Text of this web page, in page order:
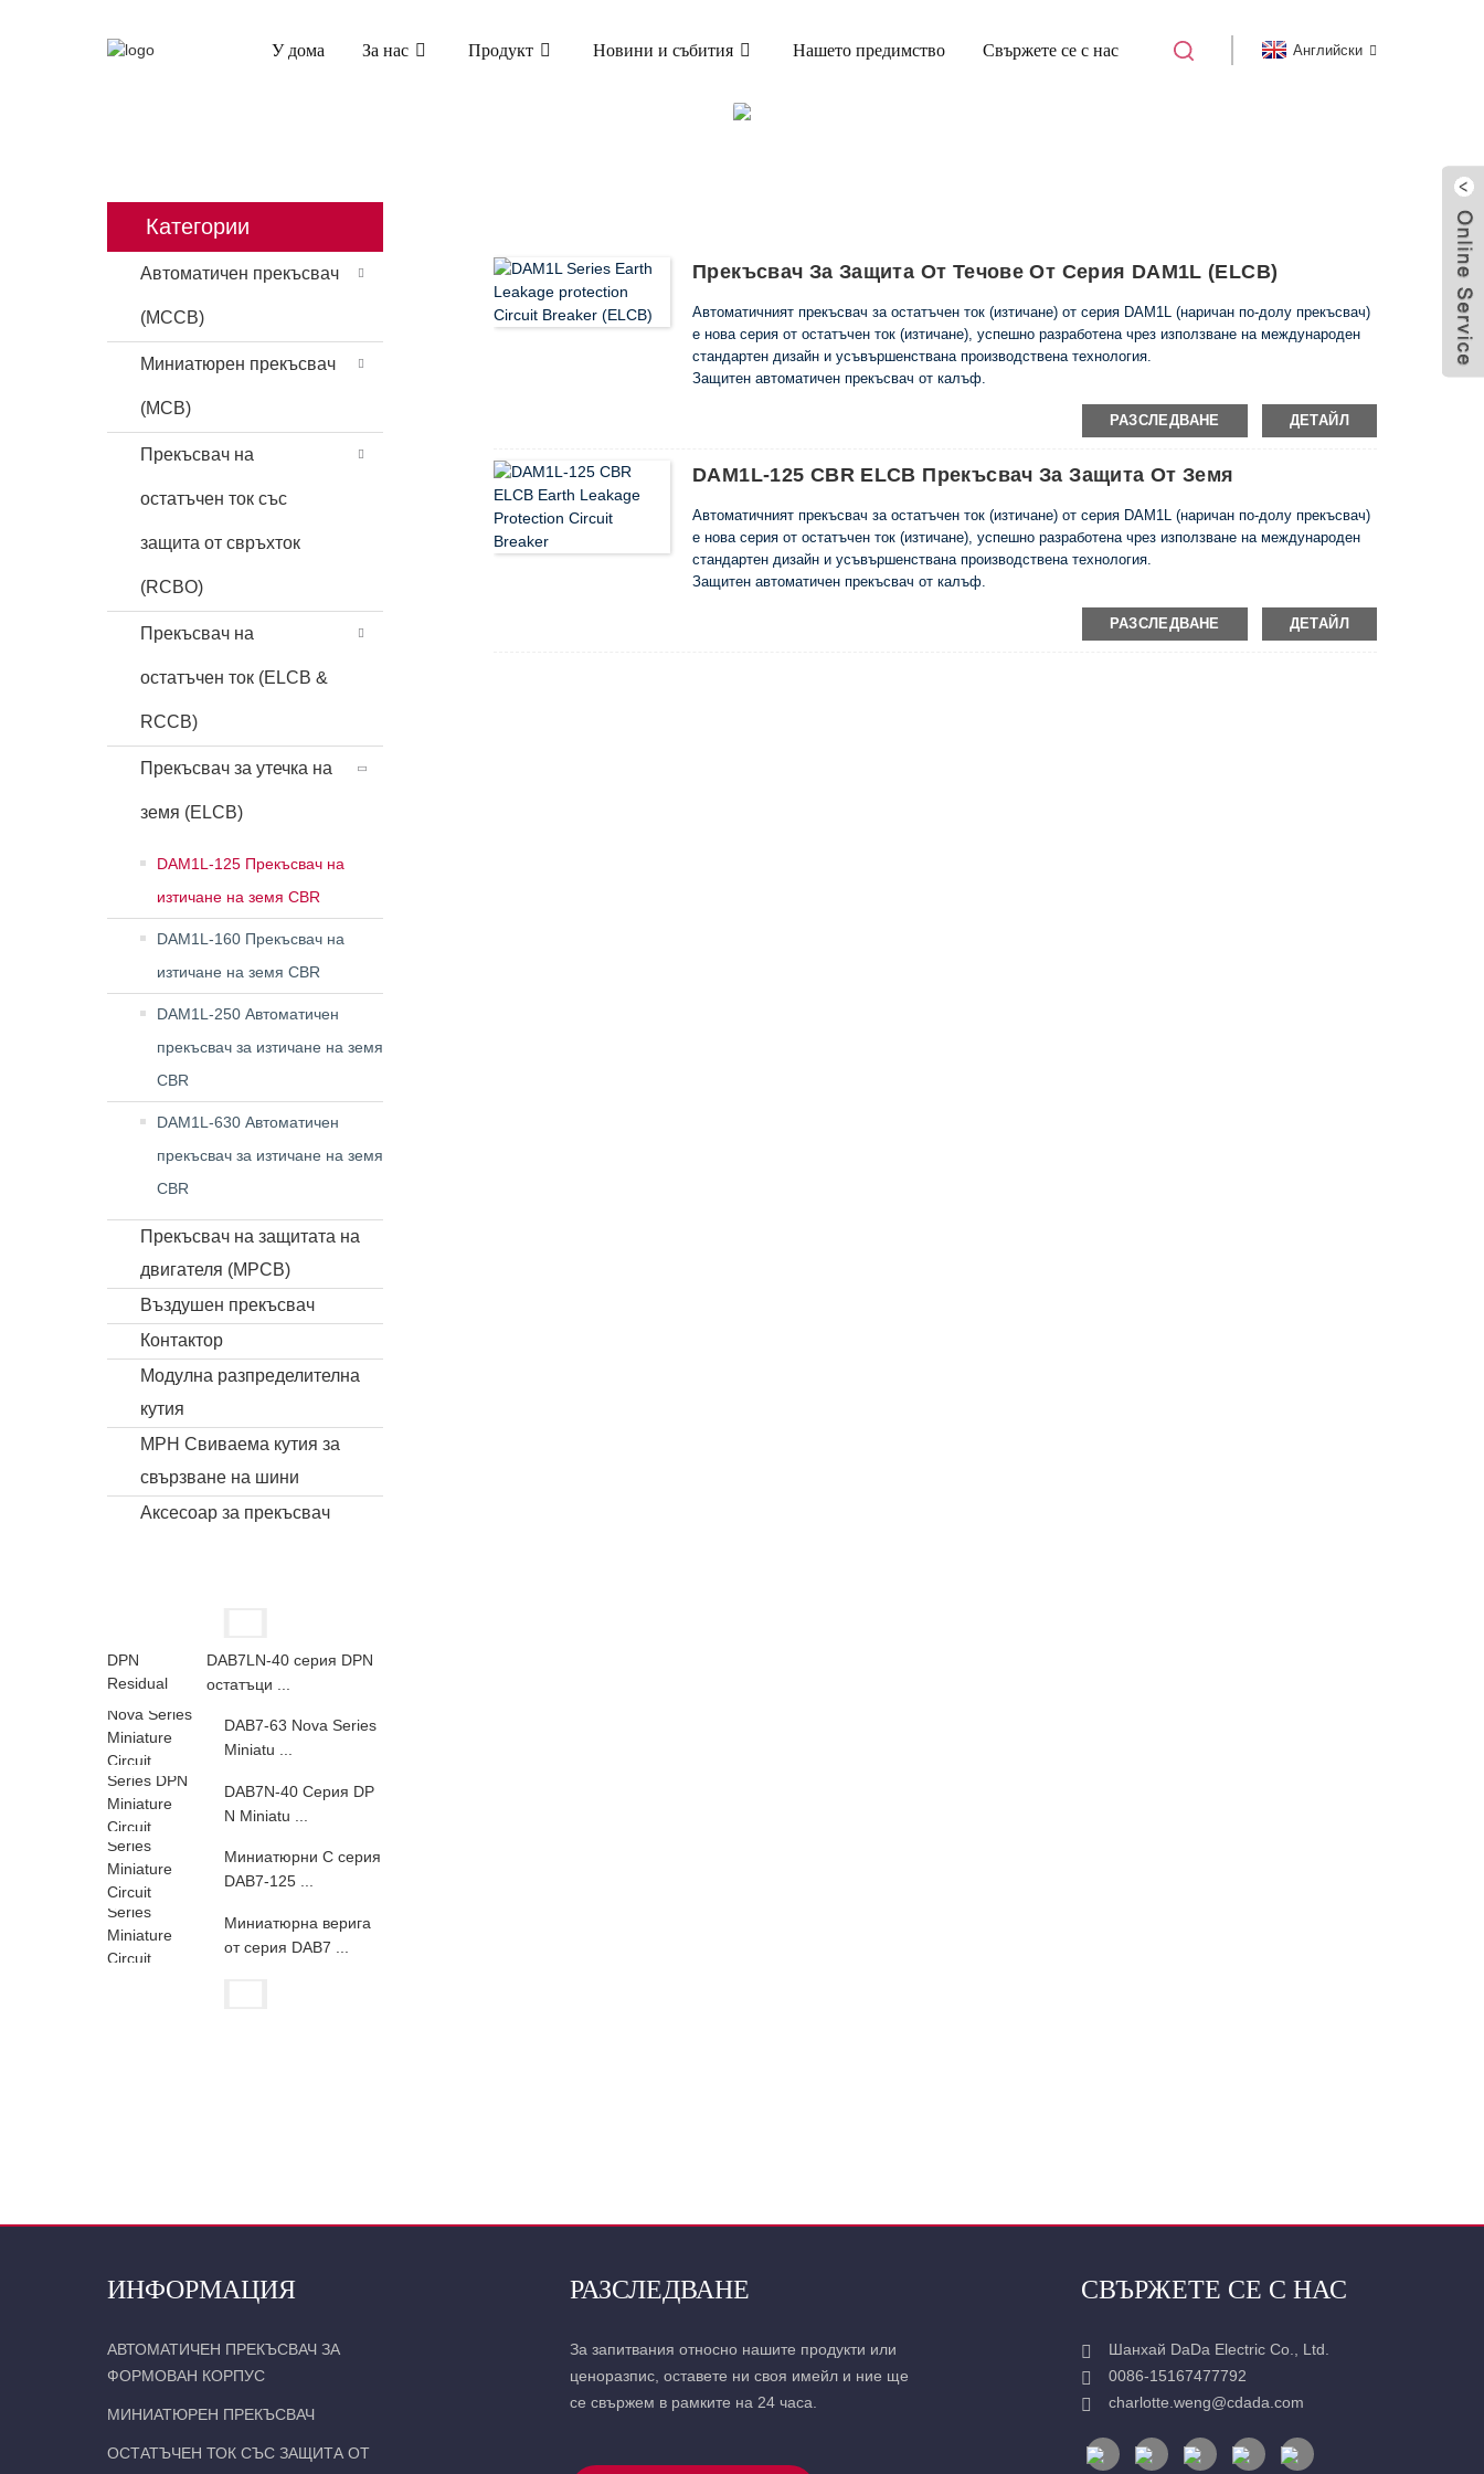
У дома За нас Продукт Новини и събития Нашето предимство Свържете се с нас Английски
Категории
Автоматичен прекъсвач
(MCCB)
Миниатюрен прекъсвач
(MCB)
Прекъсвач на
остатъчен ток със
защита от свръхток
(RCBO)
Прекъсвач на
остатъчен ток (ELCB &
RCCB)
Прекъсвач за утечка на
земя (ELCB)
DAM1L-125 Прекъсвач на
изтичане на земя CBR
DAM1L-160 Прекъсвач на
изтичане на земя CBR
DAM1L-250 Автоматичен
прекъсвач за изтичане на земя
CBR
DAM1L-630 Автоматичен
прекъсвач за изтичане на земя
CBR
Прекъсвач на защитата на
двигателя (MPCB)
Въздушен прекъсвач
Контактор
Модулна разпределителна
кутия
MPH Свиваема кутия за
свързване на шини
Аксесоар за прекъсвач
DAB7LN-40 серия DPN
остатъци ...
DAB7-63 Nova Series
Miniatu ...
DAB7N-40 Серия DP
N Miniatu ...
Миниатюрни C серия
DAB7-125 ...
Миниатюрна верига
от серия DAB7 ...
Прекъсвач За Защита От Течове От Серия DAM1L (ELCB)
Автоматичният прекъсвач за остатъчен ток (изтичане) от серия DAM1L (наричан по-долу прекъсвач)
е нова серия от остатъчен ток (изтичане), успешно разработена чрез използване на международен
стандартен дизайн и усъвършенствана производствена технология.
Защитен автоматичен прекъсвач от калъф.
Номиналното изолационно напрежение на прекъсвачите от тази серия е 400V (Inm е по-малко от
160A) и 690V (Inm е повече от 250A), което се използва главно за променлив ток 50Hz и номинално в
той се използва за разпределение на електрическа енергия и защита от претоварване и късо
съединение на линиите и енергийното оборудване.
РАЗСЛЕДВАНЕ ДЕТАЙЛ
DAM1L-125 CBR ELCB Прекъсвач За Защита От Земя
Автоматичният прекъсвач за остатъчен ток (изтичане) от серия DAM1L (наричан по-долу прекъсвач)
е нова серия от остатъчен ток (изтичане), успешно разработена чрез използване на международен
стандартен дизайн и усъвършенствана производствена технология.
Защитен автоматичен прекъсвач от калъф.
Номиналното изолационно напрежение на прекъсвачите от тази серия е 400V (Inm е по-малко от
160A) и 690V (Inm е повече от 250A), което се използва главно за променлив ток 50Hz и номинално в
РАЗСЛЕДВАНЕ ДЕТАЙЛ
ИНФОРМАЦИЯ
АВТОМАТИЧЕН ПРЕКЪСВАЧ ЗА
ФОРМОВАН КОРПУС
МИНИАТЮРЕН ПРЕКЪСВАЧ
ОСТАТЪЧЕН ТОК СЪС ЗАЩИТА ОТ
РАЗСЛЕДВАНЕ
За запитвания относно нашите продукти или
ценоразпис, оставете ни своя имейл и ние ще
се свържем в рамките на 24 часа.
СВЪРЖЕТЕ СЕ С НАС
Шанхай DaDa Electric Co., Ltd.
0086-15167477792
charlotte.weng@cdada.com